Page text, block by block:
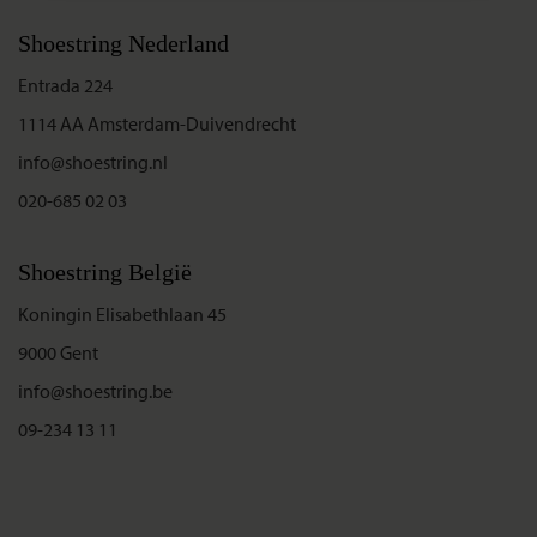
Shoestring Nederland
Entrada 224
1114 AA Amsterdam-Duivendrecht
info@shoestring.nl
020-685 02 03
Shoestring België
Koningin Elisabethlaan 45
9000 Gent
info@shoestring.be
09-234 13 11